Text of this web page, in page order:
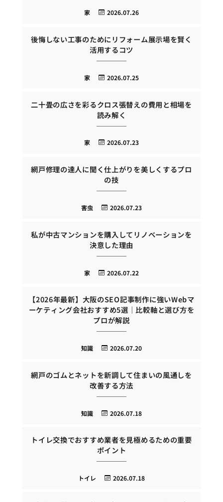
2026.07.26
家
後悔しない工事のためにリフォーム展示場を賢く
活用するコツ
2026.07.25
家
二十畳の広さを彩るクロス張替えの費用と相場を
読み解く
2026.07.23
家
網戸修理の達人に聞く仕上がりを美しくするプロ
の技
2026.07.23
害虫
私が中古マンションを購入してリノベーションを
決意した理由
2026.07.22
家
【2026年最新】大阪のSEO記事制作に強いWebマ
ーケティング会社おすすめ5選｜比較軸と選び方を
プロが解説
2026.07.20
知識
網戸のゴムとネットを新調して住まいの風通しを
改善する方法
2026.07.18
知識
トイレ交換でおすすめ業者を見極めるための重要
ポイント
2026.07.18
トイレ